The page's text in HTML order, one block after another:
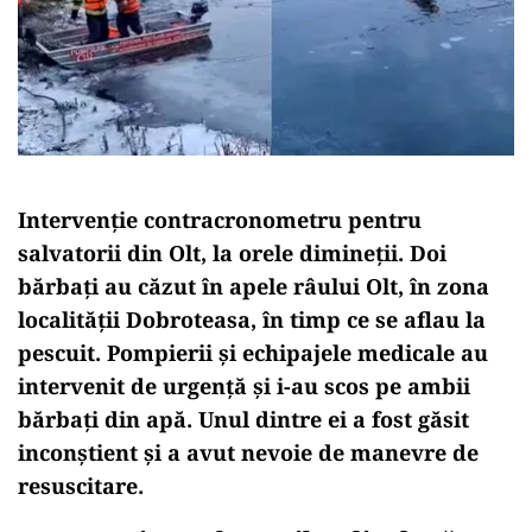
Intervenție contracronometru pentru
salvatorii din Olt, la orele dimineții. Doi
bărbați au căzut în apele râului Olt, în zona
localității Dobroteasa, în timp ce se aflau la
pescuit. Pompierii și echipajele medicale au
intervenit de urgență și i-au scos pe ambii
bărbați din apă. Unul dintre ei a fost găsit
inconștient și a avut nevoie de manevre de
resuscitare.